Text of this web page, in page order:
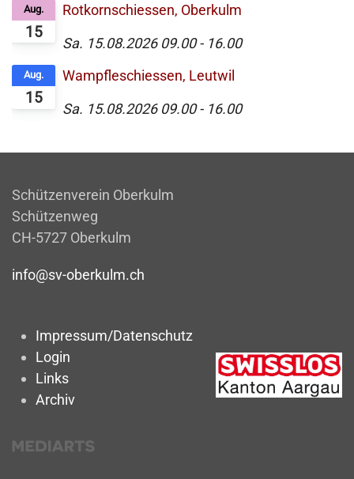
15
Aug.
Rotkornschiessen, Oberkulm
Sa. 15.08.2026 09.00 - 16.00
15
Aug.
Wampfleschiessen, Leutwil
Sa. 15.08.2026 09.00 - 16.00
Schützenverein Oberkulm
Schützenweg
CH-5727 Oberkulm
info@sv-oberkulm.ch
Impressum/Datenschutz
Login
Links
Archiv